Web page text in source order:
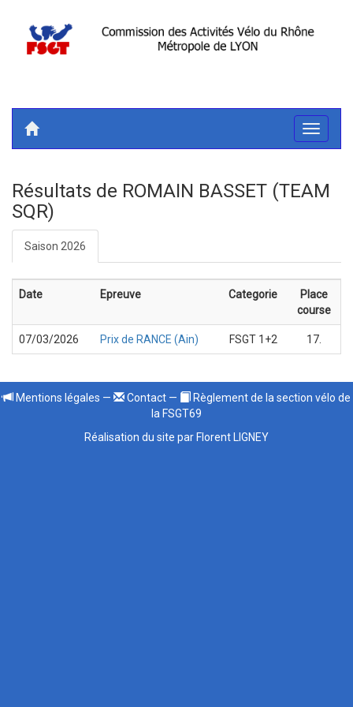
Toggle
Résultats de ROMAIN BASSET (TEAM
SQR)
Saison 2026
Date Epreuve Categorie
Place
course
07/03/2026 Prix de RANCE (Ain) FSGT 1+2 17.
Mentions légales — Contact —
Règlement de la section vélo de
la FSGT69
Réalisation du site par Florent LIGNEY